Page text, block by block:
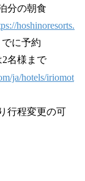
分の朝食
hoshinoresorts.
に予約
様まで
ja/hotels/iriomot
変更の可